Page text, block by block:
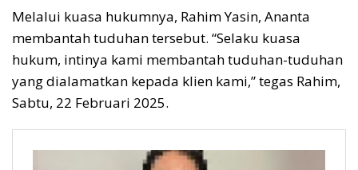
Melalui kuasa hukumnya, Rahim Yasin, Ananta
membantah tuduhan tersebut. “Selaku kuasa
hukum, intinya kami membantah tuduhan-tuduhan
yang dialamatkan kepada klien kami,” tegas Rahim,
Sabtu, 22 Februari 2025.